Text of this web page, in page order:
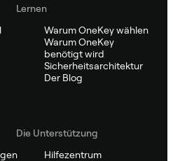
Lernen
Warum OneKey wählen
Warum OneKey
benötigt wird
Sicherheitsarchitektur
Der Blog
Die Unterstützung
Hilfezentrum